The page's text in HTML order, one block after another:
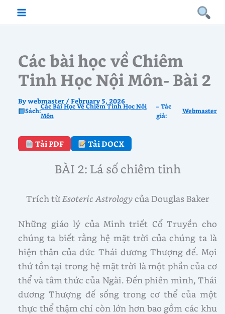
Các bài học về Chiêm
Tinh Học Nội Môn- Bài 2
Bywebmaster /February 5, 2026
Sách:
Các Bài Học Về Chiêm Tinh Học Nội
Môn
– Tác
giả:
Webmaster
Tải PDF Tải DOCX
BÀI 2: Lá số chiêm tinh
Trích từ Esoteric Astrologycủa Douglas Baker
Những giáo lý của Minh triết Cổ Truyền cho
chúng ta biết rằng hệ mặt trời của chúng ta là
hiện thân của đức Thái dương Thượng đế. Mọi
thứ tồn tại trong hệ mặt trời là một phần của cơ
thể và tâm thức của Ngài. Đến phiên mình, Thái
dương Thượng đế sống trong cơ thể của một
thực thể thậm chí còn lớn hơn bao gồm các khu